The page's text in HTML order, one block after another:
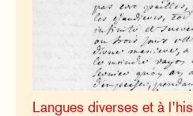
Langues diverses et à